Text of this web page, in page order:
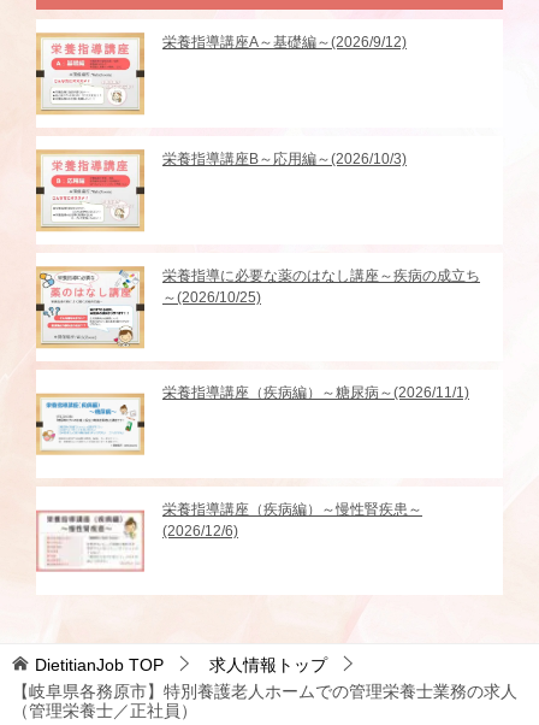
栄養指導講座A～基礎編～(2026/9/12)
栄養指導講座B～応用編～(2026/10/3)
栄養指導に必要な薬のはなし講座～疾病の成立ち
～(2026/10/25)
栄養指導講座（疾病編）～糖尿病～(2026/11/1)
栄養指導講座（疾病編）～慢性腎疾患～
(2026/12/6)
DietitianJob TOP
求人情報トップ
【岐阜県各務原市】特別養護老人ホームでの管理栄養士業務の求人
（管理栄養士／正社員）